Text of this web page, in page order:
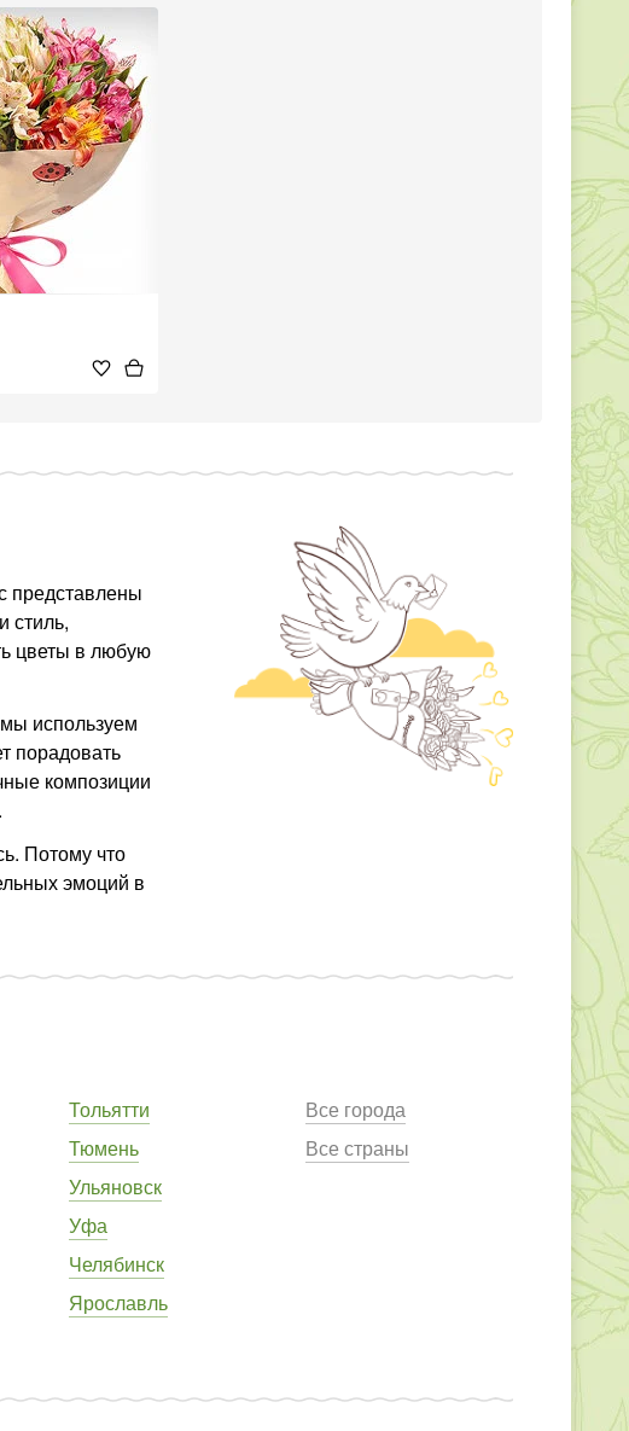
представлены
стиль,
цветы в любую
используем
порадовать
композиции
Потому что
эмоций в
Тольятти
Тюмень
Ульяновск
Уфа
Челябинск
Ярославль
Все города
Все страны